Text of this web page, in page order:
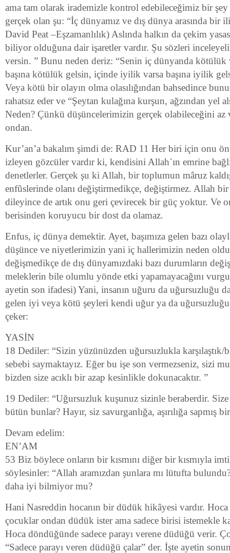
ama tam olarak irademizle kontrol edebileceğimiz bir
gerçek olan şu: “İç dünyamız ve dış dünya arasında bir
David Peat –Eşzamanlılık) Aslında halkın da çekim
biliyor olduğuna dair işaretler vardır. Şu sözleri
versin. ” Bunu neden deriz: “Senin iç dünyanda kötülük
başına kötülük gelsin, içinde iyilik varsa başına iyilik
Veya kötü bir olayın olma olasılığından bahsedince
rahatsız eder ve “Şeytan kulağına kurşun, ağzından yel
Neden? Çünkü düşüncelerimizin gerçek olabileceğini az
ondan.
Kur’an’a bakalım şimdi de: RAD 11 Her biri için onu
izleyen gözcüler vardır ki, kendisini Allah`ın emrine
denetlerler. Gerçek şu ki Allah, bir toplumun mâruz
enfûslerinde olanı değiştirmedikçe, değiştirmez. Allah
dileyince de artık onu geri çevirecek bir güç yoktur. Ve
berisinden koruyucu bir dost da olamaz.
Enfus, iç dünya demektir. Ayet, başımıza gelen bazı
düşünce ve niyetlerimizin yani iç hallerimizin neden
değişmedikçe de dış dünyamızdaki bazı durumların
meleklerin bile olumlu yönde etki yapamayacağını
ayetin son ifadesi) Yani, insanın uğuru da uğursuzluğu
gelen iyi veya kötü şeyleri kendi uğur ya da
çeker:
YASİN
18 Dediler: “Sizin yüzünüzden uğursuzlukla
sebebi saymaktayız. Eğer bu işe son vermezseniz, sizi
bizden size acıklı bir azap kesinlikle dokunacaktır. ”
19 Dediler: “Uğursuzluk kuşunuz sizinle beraberdir.
bütün bunlar? Hayır, siz savurganlığa, aşırılığa sapmış
Devam edelim:
EN’AM
53 Biz böylece onların bir kısmını diğer bir kısmıyla
söylesinler: “Allah aramızdan şunlara mı lütufta
daha iyi bilmiyor mu?
Hani Nasreddin hocanın bir düdük hikâyesi vardır.
çocuklar ondan düdük ister ama sadece birisi istemekle
Hoca döndüğünde sadece parayı verene düdüğü verir.
“Sadece parayı veren düdüğü çalar” der. İşte ayetin